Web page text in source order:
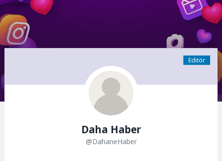
Editör
Daha Haber
@DahaneHaber